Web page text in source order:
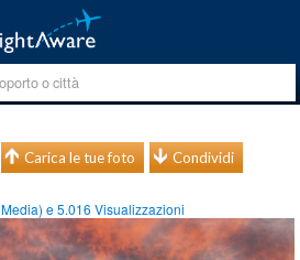
Carica le tue foto Condividi
Media) e5.016 Visualizzazioni